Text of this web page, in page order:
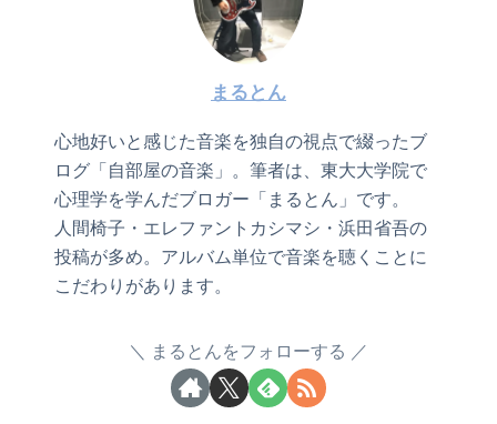
まるとん
心地好いと感じた音楽を独自の視点で綴ったブ
ログ「自部屋の音楽」。筆者は、東大大学院で
心理学を学んだブロガー「まるとん」です。
人間椅子・エレファントカシマシ・浜田省吾の
投稿が多め。アルバム単位で音楽を聴くことに
こだわりがあります。
まるとんをフォローする